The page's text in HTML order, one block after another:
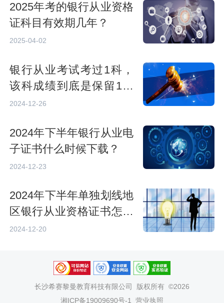
2025年考的银行从业资格
证科目有效期几年？
2025-04-02
银行从业考试考过1科，
该科成绩到底是保留1年
还是半年？
2024-12-26
2024年下半年银行从业电
子证书什么时候下载？
2024-12-23
2024年下半年单独划线地
区银行从业资格证书怎么
查询？
2024-12-20
长沙希赛黎曼教育科技有限公司
版权所有 ©2026
湘ICP备19009690号-1
营业执照